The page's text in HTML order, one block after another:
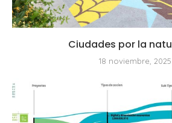
Ciudades por la
18 noviembre, 2025